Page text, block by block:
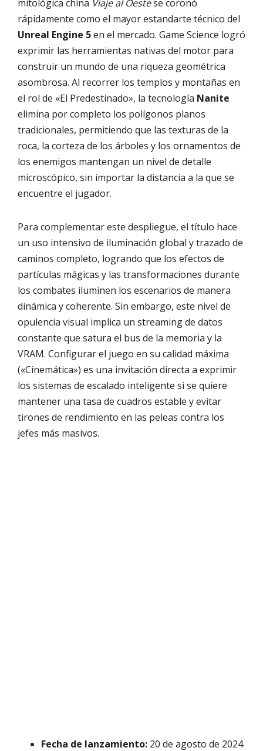
mitológica china Viaje al Oestese coronó
rápidamente como el mayor estandarte técnico del
Unreal Engine 5en el mercado. Game Science logró
exprimir las herramientas nativas del motor para
construir un mundo de una riqueza geométrica
asombrosa. Al recorrer los templos y montañas en
el rol de «El Predestinado», la tecnología Nanite
elimina por completo los polígonos planos
tradicionales, permitiendo que las texturas de la
roca, la corteza de los árboles y los ornamentos de
los enemigos mantengan un nivel de detalle
microscópico, sin importar la distancia a la que se
encuentre el jugador.
Para complementar este despliegue, el título hace
un uso intensivo de iluminación global y trazado de
caminos completo, logrando que los efectos de
partículas mágicas y las transformaciones durante
los combates iluminen los escenarios de manera
dinámica y coherente. Sin embargo, este nivel de
opulencia visual implica un streaming de datos
constante que satura el bus de la memoria y la
VRAM. Configurar el juego en su calidad máxima
(«Cinemática») es una invitación directa a exprimir
los sistemas de escalado inteligente si se quiere
mantener una tasa de cuadros estable y evitar
tirones de rendimiento en las peleas contra los
jefes más masivos.
Fecha de lanzamiento: 20 de agosto de 2024